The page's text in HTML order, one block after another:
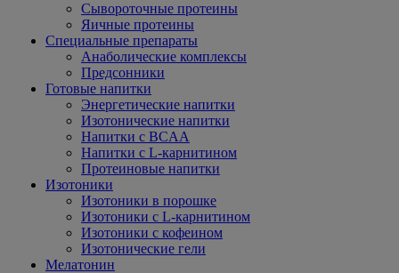
Сывороточные протеины
Яичные протеины
Специальные препараты
Анаболические комплексы
Предсонники
Готовые напитки
Энергетические напитки
Изотонические напитки
Напитки с BCAA
Напитки с L-карнитином
Протеиновые напитки
Изотоники
Изотоники в порошке
Изотоники с L-карнитином
Изотоники с кофеином
Изотонические гели
Мелатонин